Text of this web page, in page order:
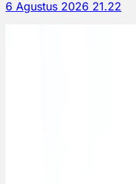
6 Agustus 2026 21.22